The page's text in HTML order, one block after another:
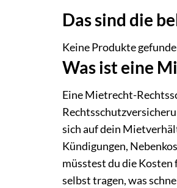
Das sind die
Keine Produkte
Was ist eine
Eine Mietrecht-
sich auf dein
Kündigungen,
müsstest du die
selbst tragen, was